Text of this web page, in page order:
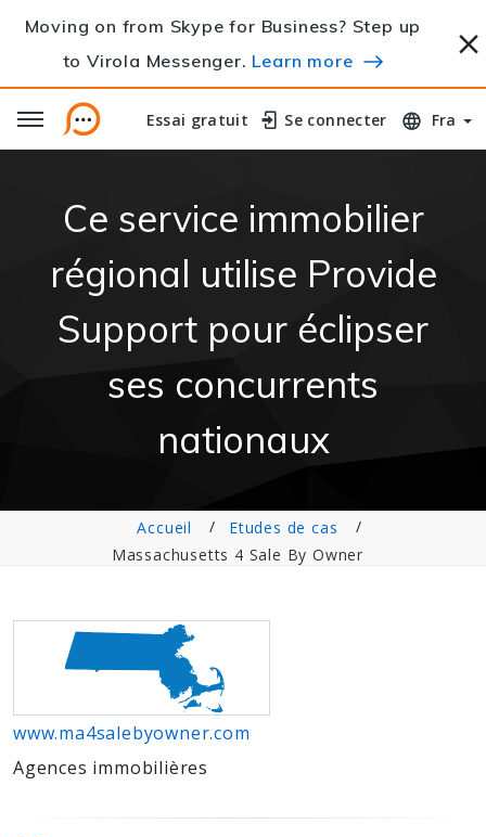
Moving on from Skype for Business? Step up
to Virola Messenger. Learn more
Essai gratuit
Essai gratuit Se connecter
Se connecter Fra
Ce service immobilier
régional utilise Provide
Support pour éclipser
ses concurrents
nationaux
Accueil
Etudes de cas
Massachusetts 4 Sale By Owner
www.ma4salebyowner.com
Agences immobilières